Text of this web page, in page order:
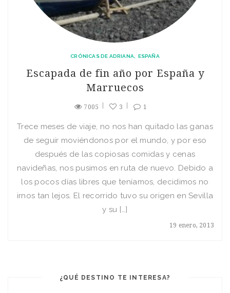
CRÓNICAS DE ADRIANA ESPAÑA
Escapada de fin año por España y
Marruecos
7005 3 1
19 enero, 2013
Trece meses de viaje, no nos han quitado las ganas
de seguir moviéndonos por el mundo, y por eso
después de las copiosas comidas y cenas
navideñas, nos pusimos en ruta de nuevo. Debido a
los pocos días libres que teníamos, decidimos no
irnos tan lejos. El recorrido tuvo su origen en Sevilla
y su […]
¿QUÉ DESTINO TE INTERESA?